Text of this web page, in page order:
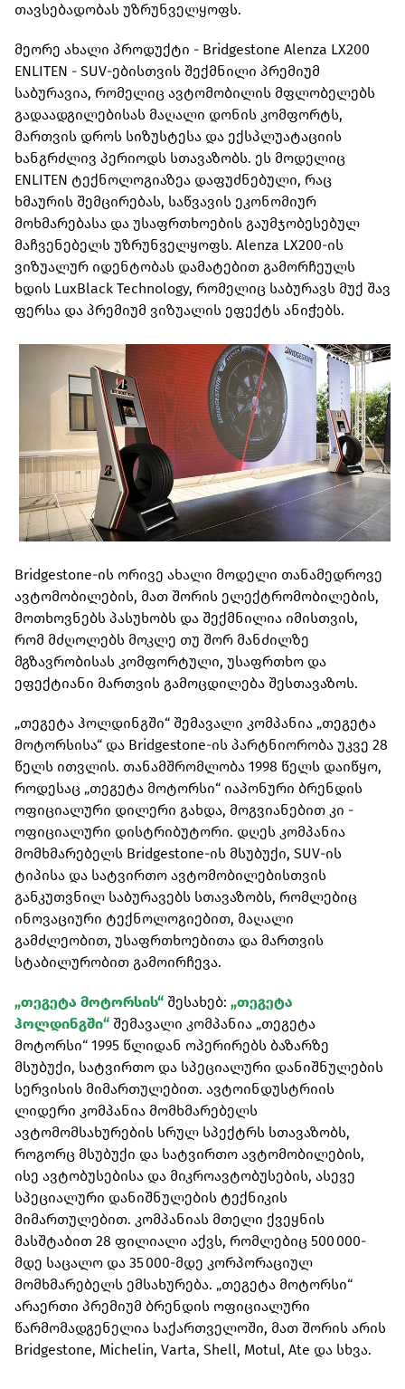
თავსებადობას უზრუნველყოფს.
მეორე ახალი პროდუქტი - Bridgestone Alenza LX200
ENLITEN - SUV-ებისთვის შექმნილი პრემიუმ
საბურავია, რომელიც ავტომობილის მფლობელებს
გადაადგილებისას მაღალი დონის კომფორტს,
მართვის დროს სიზუსტესა და ექსპლუატაციის
ხანგრძლივ პერიოდს სთავაზობს. ეს მოდელიც
ENLITEN ტექნოლოგიაზეა დაფუძნებული, რაც
ხმაურის შემცირებას, საწვავის ეკონომიურ
მოხმარებასა და უსაფრთხოების გაუმჯობესებულ
მაჩვენებელს უზრუნველყოფს. Alenza LX200-ის
ვიზუალურ იდენტობას დამატებით გამორჩეულს
ხდის LuxBlack Technology, რომელიც საბურავს მუქ შავ
ფერსა და პრემიუმ ვიზუალის ეფექტს ანიჭებს.
Bridgestone-ის ორივე ახალი მოდელი თანამედროვე
ავტომობილების, მათ შორის ელექტრომობილების,
მოთხოვნებს პასუხობს და შექმნილია იმისთვის,
რომ მძღოლებს მოკლე თუ შორ მანძილზე
მგზავრობისას კომფორტული, უსაფრთხო და
ეფექტიანი მართვის გამოცდილება შესთავაზოს.
„თეგეტა ჰოლდინგში“ შემავალი კომპანია „თეგეტა
მოტორსისა“ და Bridgestone-ის პარტნიორობა უკვე 28
წელს ითვლის. თანამშრომლობა 1998 წელს დაიწყო,
როდესაც „თეგეტა მოტორსი“ იაპონური ბრენდის
ოფიციალური დილერი გახდა, მოგვიანებით კი -
ოფიციალური დისტრიბუტორი. დღეს კომპანია
მომხმარებელს Bridgestone-ის მსუბუქი, SUV-ის
ტიპისა და სატვირთო ავტომობილებისთვის
განკუთვნილ საბურავებს სთავაზობს, რომლებიც
ინოვაციური ტექნოლოგიებით, მაღალი
გამძლეობით, უსაფრთხოებითა და მართვის
სტაბილურობით გამოირჩევა.
„თეგეტა მოტორსის“ შესახებ: „თეგეტა
ჰოლდინგში“ შემავალი კომპანია „თეგეტა
მოტორსი“ 1995 წლიდან ოპერირებს ბაზარზე
მსუბუქი, სატვირთო და სპეციალური დანიშნულების
სერვისის მიმართულებით. ავტოინდუსტრიის
ლიდერი კომპანია მომხმარებელს
ავტომომსახურების სრულ სპექტრს სთავაზობს,
როგორც მსუბუქი და სატვირთო ავტომობილების,
ისე ავტობუსებისა და მიკროავტობუსების, ასევე
სპეციალური დანიშნულების ტექნიკის
მიმართულებით. კომპანიას მთელი ქვეყნის
მასშტაბით 28 ფილიალი აქვს, რომლებიც 500 000-
მდე საცალო და 35 000-მდე კორპორაციულ
მომხმარებელს ემსახურება. „თეგეტა მოტორსი“
არაერთი პრემიუმ ბრენდის ოფიციალური
წარმომადგენელია საქართველოში, მათ შორის არის
Bridgestone, Michelin, Varta, Shell, Motul, Ate და სხვა.